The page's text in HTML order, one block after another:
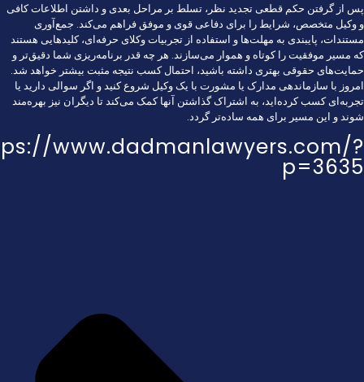
پس از گرفتن حکم قطعی تجدید نظر، تسلط بر مراحل بعدی و داشتن اطلاعات کافی
و وکیل متخصص، شرایط را برای دفاعی قوی و موفق فراهم می‌کند. جمع‌آوری
مستندات، پایبندی به مهلت‌ها و استفاده از تجربیات وکلای حرفه‌ای، کلیدهایی هستند
که مسیر موفقیت را کوتاه و هموار می‌سازند. هر چه قدر برنامه‌ریزی شما دقیق‌تر و
حمایت‌های حقوقی بهتری داشته باشید، احتمال کسب نتیجه مثبت بیشتر خواهد شد.
امروز با سازماندهی مدارک یا مشورت با یک وکیل شروع کنید و اگر سوالی دارید یا
تجربه‌ای کسب کرده‌اید، به اشتراک گذاشتن آنها کمک می‌کند تا دیگران نیز بهره‌مند
شوند و این مسیر برای همه ساده‌تر گردد.
www.dadmanlawyers.com/?
p=3635